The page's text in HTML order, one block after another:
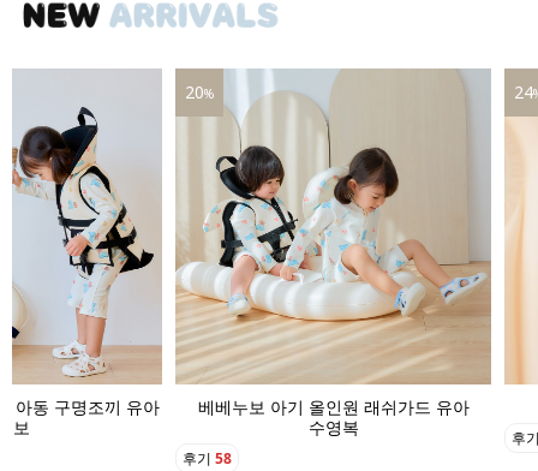
아동 구명조끼 유아
보
20%
베베누보 아기 올인원 래쉬가드 유아
수영복
후기 58
24
후